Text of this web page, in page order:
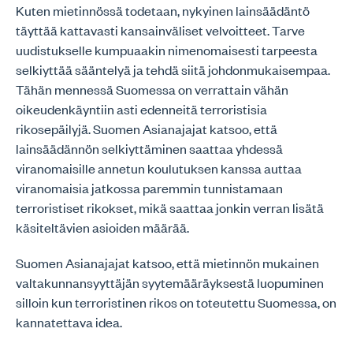
Kuten mietinnössä todetaan, nykyinen lainsäädäntö
täyttää kattavasti kansainväliset velvoitteet. Tarve
uudistukselle kumpuaakin nimenomaisesti tarpeesta
selkiyttää sääntelyä ja tehdä siitä johdonmukaisempaa.
Tähän mennessä Suomessa on verrattain vähän
oikeudenkäyntiin asti edenneitä terroristisia
rikosepäilyjä. Suomen Asianajajat katsoo, että
lainsäädännön selkiyttäminen saattaa yhdessä
viranomaisille annetun koulutuksen kanssa auttaa
viranomaisia jatkossa paremmin tunnistamaan
terroristiset rikokset, mikä saattaa jonkin verran lisätä
käsiteltävien asioiden määrää.
Suomen Asianajajat katsoo, että mietinnön mukainen
valtakunnansyyttäjän syytemääräyksestä luopuminen
silloin kun terroristinen rikos on toteutettu Suomessa, on
kannatettava idea.